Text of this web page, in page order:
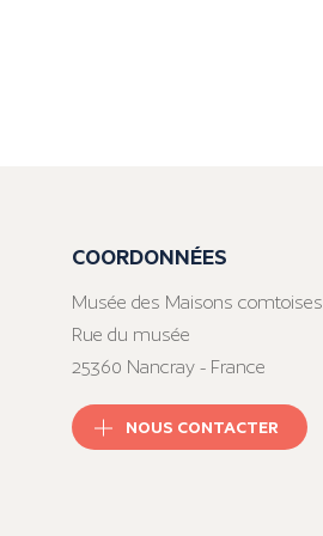
COORDONNÉES
Musée des Maisons comtoises
Rue du musée
25360 Nancray - France
NOUS CONTACTER